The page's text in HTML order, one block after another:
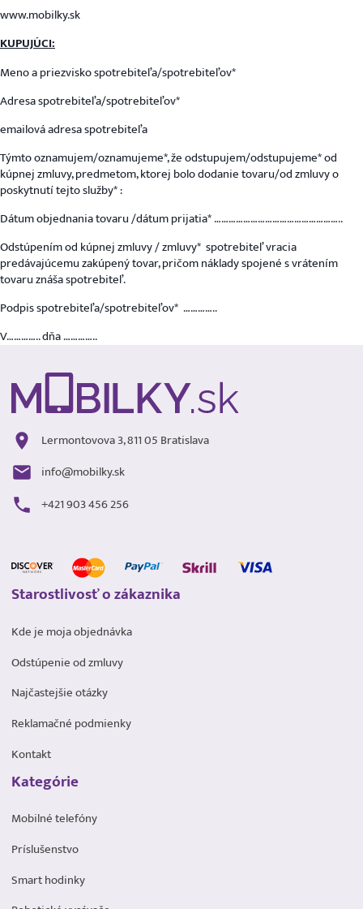
www.mobilky.sk
KUPUJÚCI:
Meno a priezvisko spotrebiteľa/spotrebiteľov*
Adresa spotrebiteľa/spotrebiteľov*
emailová adresa spotrebiteľa
Týmto oznamujem/oznamujeme*, že odstupujem/odstupujeme* od
kúpnej zmluvy, predmetom, ktorej bolo dodanie tovaru/od zmluvy o
poskytnutí tejto služby* :
Dátum objednania tovaru /dátum prijatia* ……………………………………………..
Odstúpením od kúpnej zmluvy / zmluvy* spotrebiteľ vracia
predávajúcemu zakúpený tovar, pričom náklady spojené s vrátením
tovaru znáša spotrebiteľ.
Podpis spotrebiteľa/spotrebiteľov* …………..
V………….. dňa …………..
Lermontovova 3, 811 05 Bratislava
info@mobilky.sk
+421 903 456 256
Starostlivosť o zákaznika
Kde je moja objednávka
Odstúpenie od zmluvy
Najčastejšie otázky
Reklamačné podmienky
Kontakt
Kategórie
Mobilné telefóny
Príslušenstvo
Smart hodinky